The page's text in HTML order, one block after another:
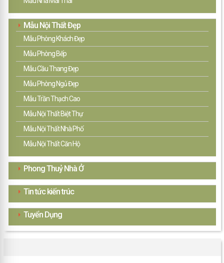
Mẫu Nội Thất Đẹp
Mẫu Phòng Khách Đẹp
Mẫu Phòng Bếp
Mẫu Cầu Thang Đẹp
Mẫu Phòng Ngủ Đẹp
Mẫu Trần Thạch Cao
Mẫu Nội Thất Biệt Thự
Mẫu Nội Thất Nhà Phố
Mẫu Nội Thất Căn Hộ
Phong Thuỷ Nhà Ở
Tin tức kiến trúc
Tuyển Dụng